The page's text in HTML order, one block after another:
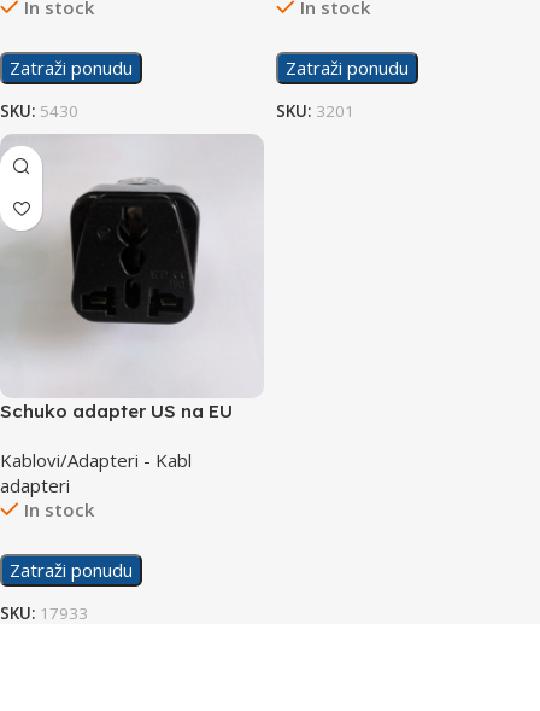
In stock
Zatraži ponudu
SKU: 5430
In stock
Zatraži ponudu
SKU: 3201
Schuko adapter US na EU
Kablovi/Adapteri - Kabl
adapteri
In stock
Zatraži ponudu
SKU: 17933